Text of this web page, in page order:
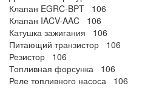
Клапан EGRC-BPT 106
Клапан IACV-AAC 106
Катушка зажигания 106
Питающий транзистор 106
Резистор 106
Топливная форсунка 106
Реле топливного насоса 106